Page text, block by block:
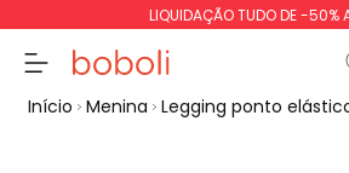
LIQUIDAÇÃO TUDO DE -50%
Início Menina Legging ponto